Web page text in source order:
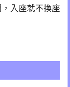
入座就不換座